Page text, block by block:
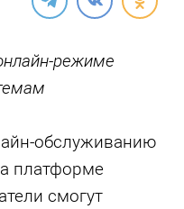
режиме
обслуживанию
платформе
смогут